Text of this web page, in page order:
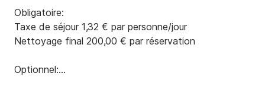
Obligatoire:
Taxe de séjour 1,32 € par personne/jour
Nettoyage final 200,00 € par réservation
Optionnel: